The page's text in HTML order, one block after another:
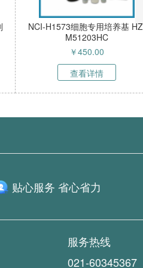
甲型流感（禽流感）病毒H3亚
型 探针法荧光定量RT-PCR试剂
盒 HZ-51943
￥4490.00
查看详情
贴心服务 省心省力
服务热线
021-60345367